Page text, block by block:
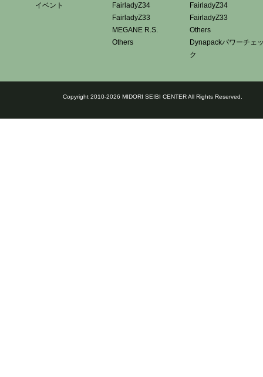
イベント
FairladyZ34
FairladyZ33
MEGANE R.S.
Others
FairladyZ34
FairladyZ33
Others
Dynapackパワーチェ
ク
Copyright 2010-2026 MIDORI SEIBI CENTER All Rights Reserved.